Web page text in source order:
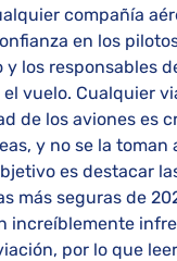
compañía
en los
los responsables
vuelo. Cualquier
de los aviones es
y no se la toman
es destacar
más seguras de
increíblemente
por lo que